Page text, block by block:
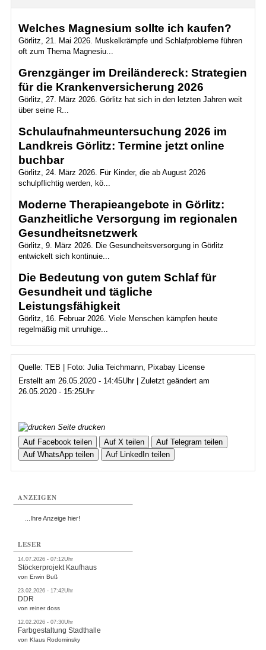
Welches Magnesium sollte ich kaufen?
Görlitz, 21. Mai 2026. Muskelkrämpfe und Schlafprobleme führen
oft zum Thema Magnesiu...
Grenzgänger im Dreiländereck: Strategien
für die Krankenversicherung 2026
Görlitz, 27. März 2026. Görlitz hat sich in den letzten Jahren weit
über seine R...
Schulaufnahmeuntersuchung 2026 im
Landkreis Görlitz: Termine jetzt online
buchbar
Görlitz, 24. März 2026. Für Kinder, die ab August 2026
schulpflichtig werden, kö...
Moderne Therapieangebote in Görlitz:
Ganzheitliche Versorgung im regionalen
Gesundheitsnetzwerk
Görlitz, 9. März 2026. Die Gesundheitsversorgung in Görlitz
entwickelt sich kontinuie...
Die Bedeutung von gutem Schlaf für
Gesundheit und tägliche
Leistungsfähigkeit
Görlitz, 16. Februar 2026. Viele Menschen kämpfen heute
regelmäßig mit unruhige...
Quelle: TEB | Foto: Julia Teichmann, Pixabay License
Erstellt am 26.05.2020 - 14:45Uhr | Zuletzt geändert am
26.05.2020 - 15:25Uhr
Seite drucken
Auf Facebook teilen
Auf X teilen
Auf Telegram teilen
Auf WhatsApp teilen
Auf LinkedIn teilen
ANZEIGEN
...Ihre Anzeige hier!
LESER
14.07.2026 - 07:12Uhr
Stöckerprojekt Kaufhaus
von Erwin Buß
23.02.2026 - 17:42Uhr
DDR
von reiner doss
12.02.2026 - 07:30Uhr
Farbgestaltung Stadthalle
von Klaus Rodominsky